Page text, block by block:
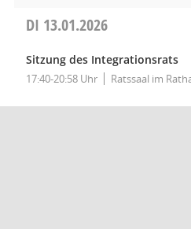
DI 13.01.2026
Sitzung des Integrationsrats
17:40-20:58 Uhr Ratssaal im